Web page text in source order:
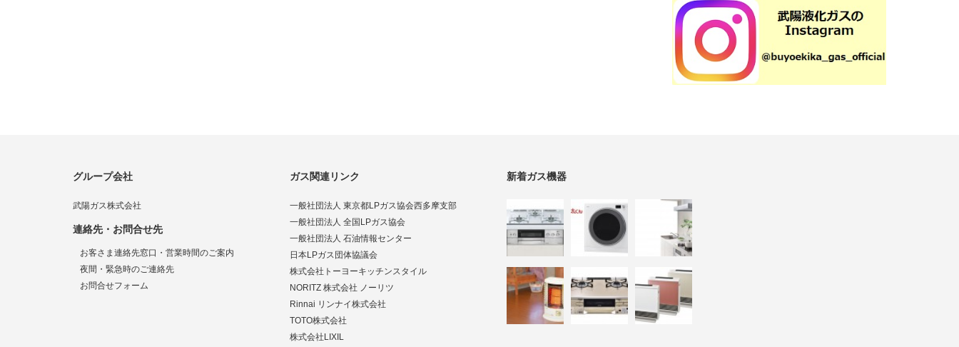
グループ会社
武陽ガス株式会社
連絡先・お問合せ先
お客さま連絡先窓口・営業時間のご案内
夜間・緊急時のご連絡先
お問合せフォーム
ガス関連リンク
一般社団法人 東京都LPガス協会西多摩支部
一般社団法人 全国LPガス協会
一般社団法人 石油情報センター
日本LPガス団体協議会
株式会社トーヨーキッチンスタイル
NORITZ 株式会社 ノーリツ
Rinnai リンナイ株式会社
TOTO株式会社
株式会社LIXIL
新着ガス機器